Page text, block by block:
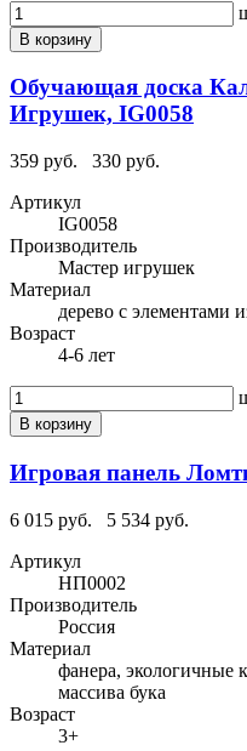
В корзину
Обучающая доска
Игрушек, IG0058
359 руб.
330 руб.
Артикул
IG0058
Производитель
Мастер игрушек
Материал
дерево с элементами
Возраст
4-6 лет
В корзину
Игровая панель
6 015 руб.
5 534 руб.
Артикул
НП0002
Производитель
Россия
Материал
фанера, экологичные
массива бука
Возраст
3+